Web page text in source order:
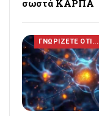
σωστά ΚΑΡΠΑ
ΓΝΩΡΙΖΕΤΕ ΟΤΙ...